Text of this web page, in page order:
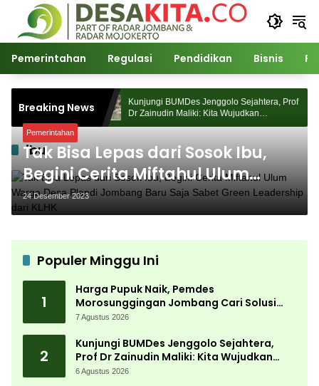
Langsung
konten
Pemerintahan Regulasi Pendidikan Bisnis
Breaking News
Akademik
Kunjungi BUMDes Jenggolo Sejahtera, Prof
Dr Zainudin Maliki: Kita Wujudkan
Kemandirian Ekonomi dengan Potensi Desa
ibu
Pemerintahan
Tak Bisa Lepas dari Sosok Ibu,
Begini Cerita Miftahul Ulum
Warga Desa Plandi Jombang
Baru Saja Sabet Green
Leadership dari KLHK
24 Desember 2023
Populer Minggu Ini
1
Harga Pupuk Naik, Pemdes
Morosunggingan Jombang Cari Solusi
Lewat Kajian Akademik
7 Agustus 2026
2
Kunjungi BUMDes Jenggolo Sejahtera,
Prof Dr Zainudin Maliki: Kita Wujudkan
Kemandirian Ekonomi dengan Potensi
6 Agustus 2026